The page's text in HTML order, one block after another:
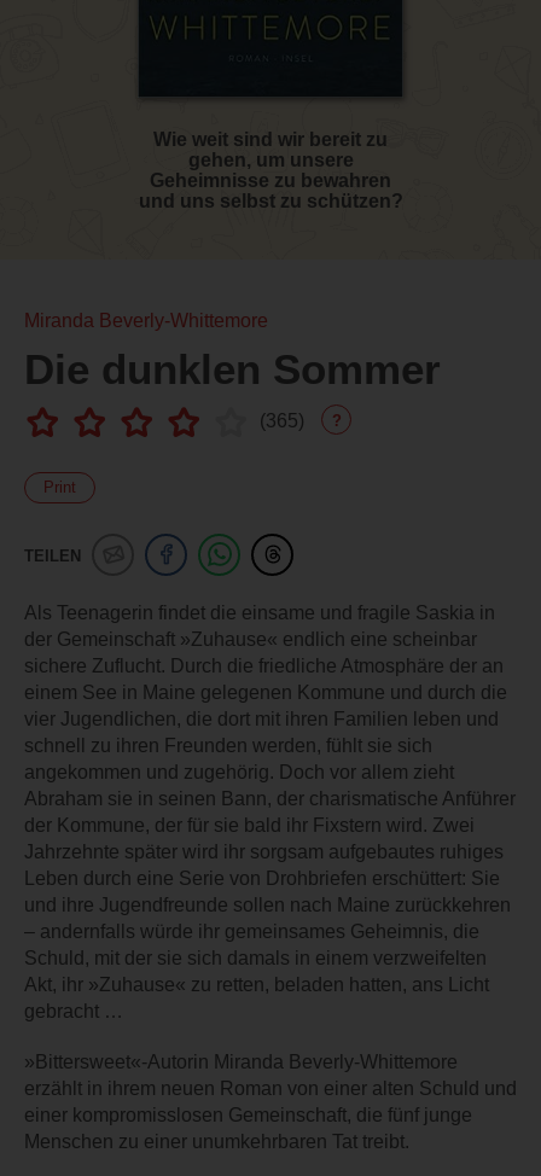
Wie weit sind wir bereit zu
gehen, um unsere
Geheimnisse zu bewahren
und uns selbst zu schützen?
Miranda Beverly-Whittemore
Die dunklen Sommer
(365) ?
Print
TEILEN
Als Teenagerin findet die einsame und fragile Saskia in
der Gemeinschaft »Zuhause« endlich eine scheinbar
sichere Zuflucht. Durch die friedliche Atmosphäre der an
einem See in Maine gelegenen Kommune und durch die
vier Jugendlichen, die dort mit ihren Familien leben und
schnell zu ihren Freunden werden, fühlt sie sich
angekommen und zugehörig. Doch vor allem zieht
Abraham sie in seinen Bann, der charismatische Anführer
der Kommune, der für sie bald ihr Fixstern wird. Zwei
Jahrzehnte später wird ihr sorgsam aufgebautes ruhiges
Leben durch eine Serie von Drohbriefen erschüttert: Sie
und ihre Jugendfreunde sollen nach Maine zurückkehren
– andernfalls würde ihr gemeinsames Geheimnis, die
Schuld, mit der sie sich damals in einem verzweifelten
Akt, ihr »Zuhause« zu retten, beladen hatten, ans Licht
gebracht …
»Bittersweet«-Autorin Miranda Beverly-Whittemore
erzählt in ihrem neuen Roman von einer alten Schuld und
einer kompromisslosen Gemeinschaft, die fünf junge
Menschen zu einer unumkehrbaren Tat treibt.